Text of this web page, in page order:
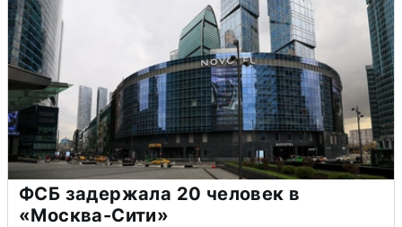
ФСБ задержала 20 человек в
«Москва-Сити»